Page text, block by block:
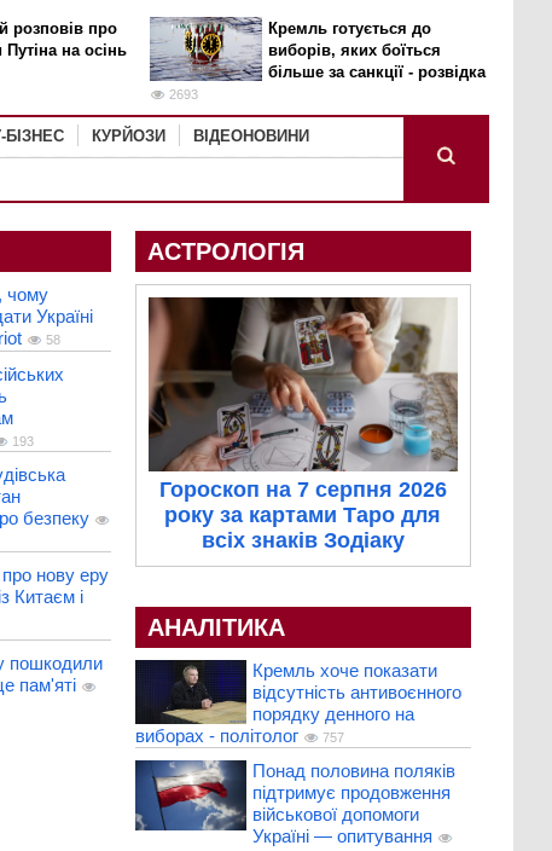
розповів про
на осінь
Кремль готується до
виборів, яких боїться
більше за санкції - розвідка
2693
КУРЙОЗИ ВІДЕОНОВИНИ
чому
Україні
58
193
безпеку
нову еру
Китаєм і
пошкодили
пам'яті
АСТРОЛОГІЯ
Гороскоп на 7 серпня 2026
року за картами Таро для
всіх знаків Зодіаку
АНАЛІТИКА
Кремль хоче показати
відсутність антивоєнного
порядку денного на
виборах - політолог
757
Понад половина поляків
підтримує продовження
військової допомоги
Україні — опитування